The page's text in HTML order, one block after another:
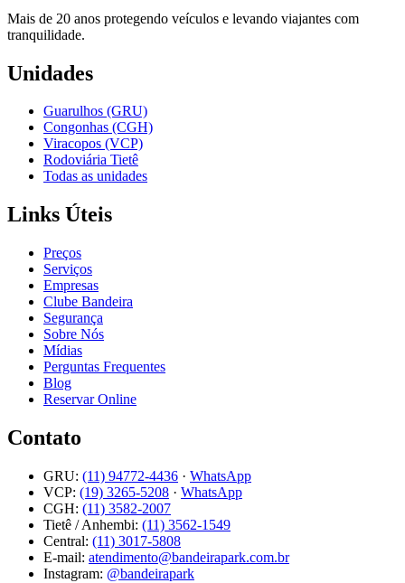
Mais de 20 anos protegendo veículos e levando viajantes com
tranquilidade.
Unidades
Guarulhos (GRU)
Congonhas (CGH)
Viracopos (VCP)
Rodoviária Tietê
Todas as unidades
Links Úteis
Preços
Serviços
Empresas
Clube Bandeira
Segurança
Sobre Nós
Mídias
Perguntas Frequentes
Blog
Reservar Online
Contato
GRU: (11) 94772-4436 · WhatsApp
VCP: (19) 3265-5208 · WhatsApp
CGH: (11) 3582-2007
Tietê / Anhembi: (11) 3562-1549
Central: (11) 3017-5808
E-mail: atendimento@bandeirapark.com.br
Instagram: @bandeirapark